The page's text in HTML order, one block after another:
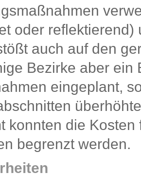
oder
auch auf den
Bezirke aber ein
eingeplant,
konnten die
begrenzt werden.